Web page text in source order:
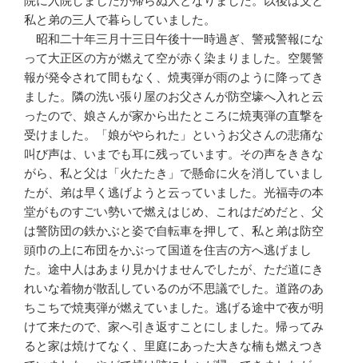
私と弟の三人で暮らしていました。
昭和二十年三月十三日午後十一時過ぎ、警戒警報にな
って大正区の方が燃えて空が赤く染まりました。空襲警
報が発令されて間もなく、焼夷弾が雨のように降ってき
ました。隣の洗い張り屋のお父さんが防空壕へ入れと云
ったので、娘さんが家から出たところに焼夷弾の直撃を
受けました。「娘がやられた」というお父さんの悲痛な
叫び声は、いまでも耳に残っています。その声をききな
がら、私と父は「火たたき」で懸命に火を消していまし
たが、弟は早く逃げようと云っていました。光福寺の本
堂がものすごい勢いで燃えはじめ、これはだめだと、父
は警防団の鉄かぶと姿で自転車を押して、私と弟は防空
頭巾の上に布団をかぶって国道を住吉の方へ逃げまし
た。途中人はあまり見かけませんでしたが、ただ道にき
れいな着物が散乱しているのが不思議でした。道路のあ
ちこちで焼夷弾が燃えていました。逃げる途中で夜が明
けて来たので、家へ引き返すことにしました。帰ってみ
ると家は焼けてなく、里庭にあった大きな楠も燃えつき